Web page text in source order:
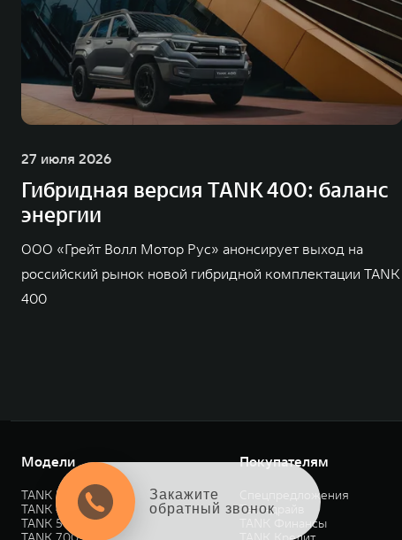
27 июля 2026
Гибридная версия TANK 400: баланс
энергии
ООО «Грейт Волл Мотор Рус» анонсирует выход на
российский рынок новой гибридной комплектации TANK
400
Модели
TANK 300
TANK 400
TANK 500
Покупателям
Спецпредложения
Тест-драйв
TANK Финансы
Закажите
обратный звонок